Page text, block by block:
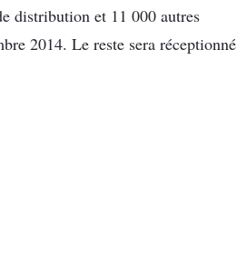
distribution et 11 000 autres
2014. Le reste sera réceptionné